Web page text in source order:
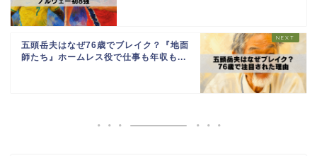
五頭岳夫はなぜ76歳でブレイク？『地面
師たち』ホームレス役で仕事も年収も...